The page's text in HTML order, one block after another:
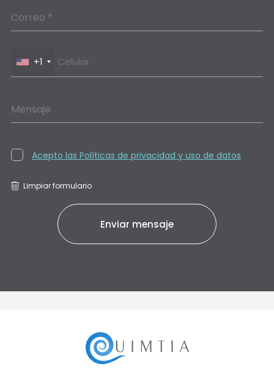
Correo *
+1
Mensaje
Acepto las Políticas de privacidad y uso de datos
Limpiar formulario